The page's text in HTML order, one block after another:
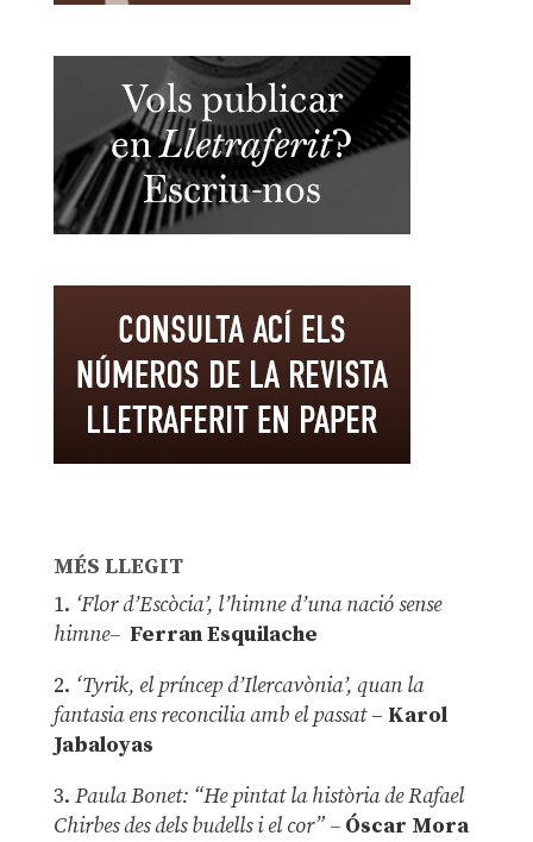
MÉS LLEGIT
1. ‘Flor d’Escòcia’, l’himne d’una nació sense
himne– Ferran Esquilache
2. ‘Tyrik, el príncep d’Ilercavònia’, quan la
fantasia ens reconcilia amb el passat– Karol
Jabaloyas
3. Paula Bonet: “He pintat la història de Rafael
Chirbes des dels budells i el cor” –Óscar Mora